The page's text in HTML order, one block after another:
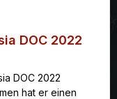
DOC 2022
DOC 2022
hat er einen